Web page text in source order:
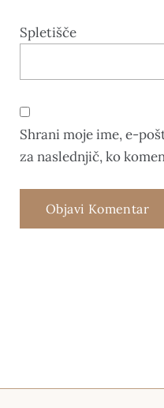
Spletišče
Shrani moje ime, e-
za naslednjič, ko